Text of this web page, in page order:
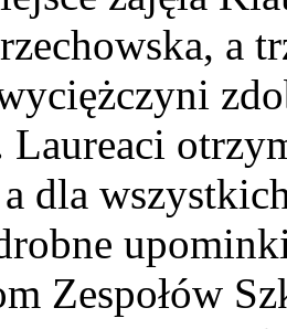
a
dla
Zespołów